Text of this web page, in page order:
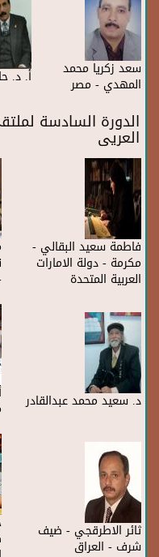
سعد زكريا محمد
المهدي - مصر أ.
الدورة السادسة
العريى
فاطمة سعيد البقالي -
مكرمة - دولة الامارات
العربية المتحدة
د. سعيد محمد عبدالقادر
ثائر الاطرقجي - ضيف